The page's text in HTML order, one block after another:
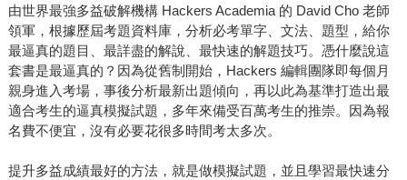
由世界最強多益破解機構 Hackers Academia 的 David Cho 老師
領軍，根據歷屆考題資料庫，分析必考單字、文法、題型，給你
最逼真的題目、最詳盡的解說、最快速的解題技巧。憑什麼說這
套書是最逼真的？因為從舊制開始，Hackers 編輯團隊即每個月
親身進入考場，事後分析最新出題傾向，再以此為基準打造出最
適合考生的逼真模擬試題，多年來備受百萬考生的推崇。因為報
名費不便宜，沒有必要花很多時間考太多次。
提升多益成績最好的方法，就是做模擬試題，並且學習最快速分